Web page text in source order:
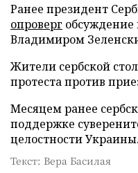
Ранее президент
опроверг обсуждение
Владимиром
Жители сербской
протеста против
Месяцем ранее
поддержке
целостности Украины.
Текст: Вера Басилая